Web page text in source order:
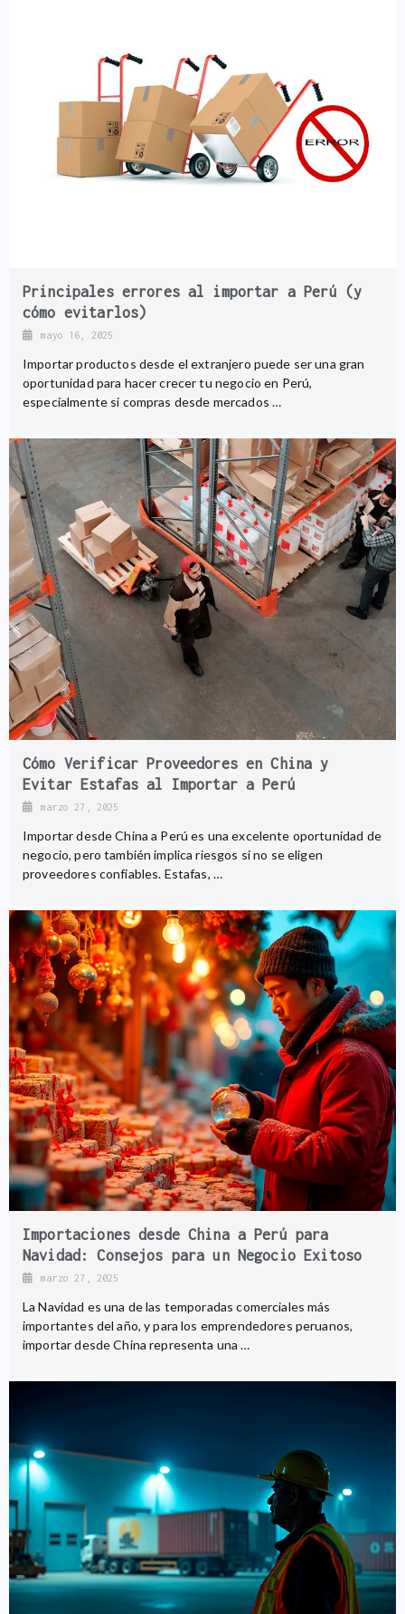
Principales errores al importar a Perú (y
cómo evitarlos)
mayo 16, 2025
Importar productos desde el extranjero puede ser una gran
oportunidad para hacer crecer tu negocio en Perú,
especialmente si compras desde mercados …
Cómo Verificar Proveedores en China y
Evitar Estafas al Importar a Perú
marzo 27, 2025
Importar desde China a Perú es una excelente oportunidad de
negocio, pero también implica riesgos si no se eligen
proveedores confiables. Estafas, …
Importaciones desde China a Perú para
Navidad: Consejos para un Negocio Exitoso
marzo 27, 2025
La Navidad es una de las temporadas comerciales más
importantes del año, y para los emprendedores peruanos,
importar desde China representa una …